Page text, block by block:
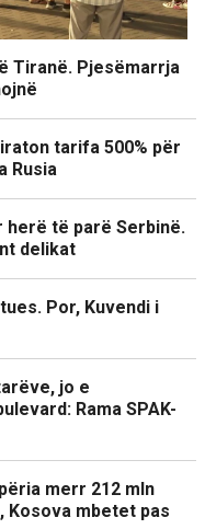
Tiranë. Pjesëmarrja
tarifa 500% për
Rusia
herë të parë Serbinë.
delikat
Por, Kuvendi i
jo e
Rama SPAK-
merr 212 mln
Kosova mbetet pas